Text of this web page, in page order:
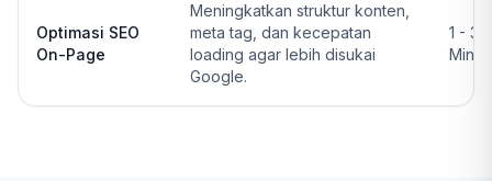
Optimasi SEO
On-Page
Meningkatkan struktur konten,
meta tag, dan kecepatan
loading agar lebih disukai
Google.
1 - 3